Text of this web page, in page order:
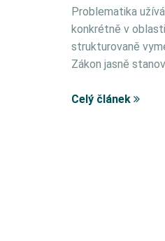
Problematika
konkrétně v
strukturovaně
Zákon jasně
Celý článek